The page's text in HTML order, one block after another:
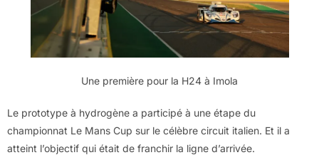
Une première pour la H24 à Imola
Le prototype à hydrogène a participé à une étape du
championnat Le Mans Cup sur le célèbre circuit italien. Et il a
atteint l’objectif qui était de franchir la ligne d’arrivée.